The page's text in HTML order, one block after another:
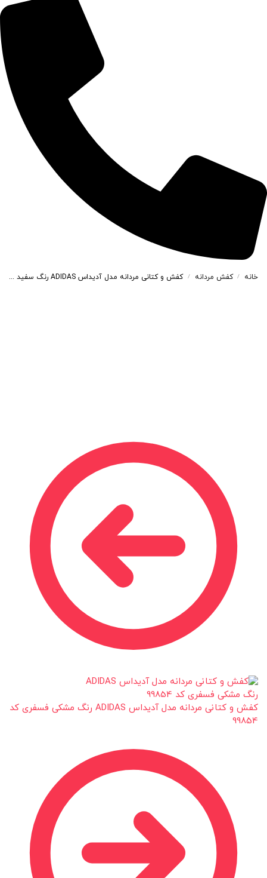
خانه / کفش مردانه / کفش و کتانی مردانه مدل آدیداس ADIDAS رنگ سفید طوسی کد 99855
کفش و کتانی مردانه مدل آدیداس ADIDAS رنگ مشکی فسفری کد
99854